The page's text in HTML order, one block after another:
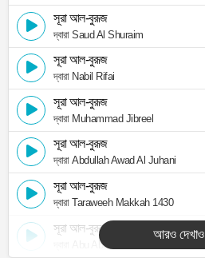
সূরা আল-বুরূজ
দ্বারা Saud Al Shuraim
সূরা আল-বুরূজ
দ্বারা Nabil Rifai
সূরা আল-বুরূজ
দ্বারা Muhammad Jibreel
সূরা আল-বুরূজ
দ্বারা Abdullah Awad Al Juhani
সূরা আল-বুরূজ
দ্বারা Taraweeh Makkah 1430
সূরা আল-বুরূজ
দ্বারা Abu Abdullah Al Mudhaffar
আরও দেখাও